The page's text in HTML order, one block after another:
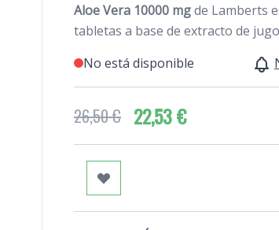
Aloe Vera 10000 mgde Lamberts
tabletas a base de extracto de
No está disponible
26,50 € 22,53 €